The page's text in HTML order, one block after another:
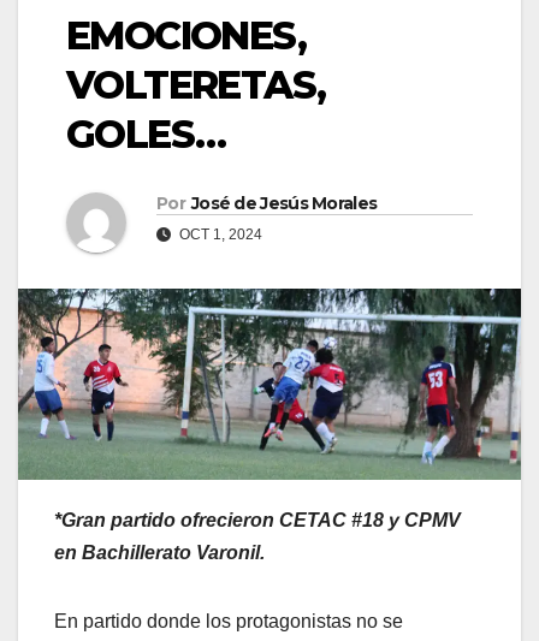
EMOCIONES,
VOLTERETAS,
GOLES…
Por José de Jesús Morales
OCT 1, 2024
*Gran partido ofrecieron CETAC #18 y CPMV
en Bachillerato Varonil.
En partido donde los protagonistas no se